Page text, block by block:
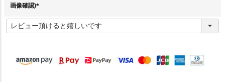
画像確認)
必
須